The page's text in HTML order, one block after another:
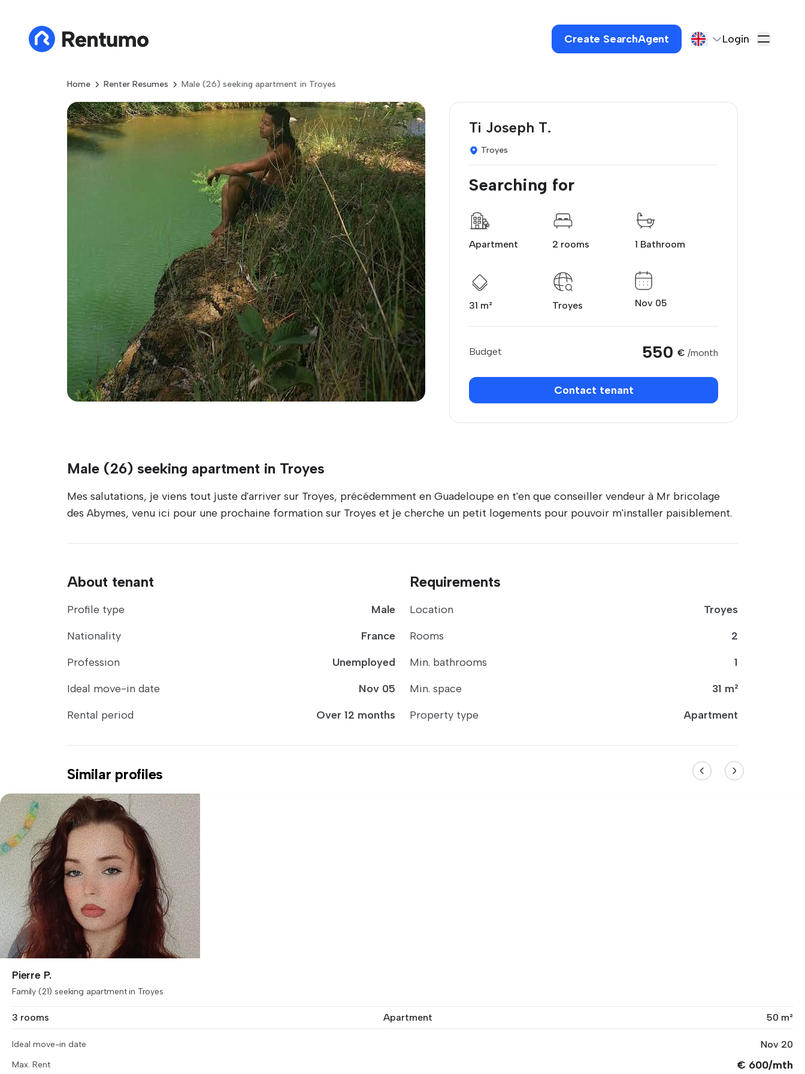
Create SearchAgent Login
Home Renter Resumes Male (26) seeking apartment in Troyes
Ti Joseph T.
Troyes
Searching for
Apartment 2 rooms 1 Bathroom
31 m² Troyes Nov 05
Budget 550 € /month
Contact tenant
Male (26) seeking apartment in Troyes
Mes salutations, je viens tout juste d'arriver sur Troyes, précédemment en Guadeloupe en t'en que conseiller vendeur à Mr bricolage
des Abymes, venu ici pour une prochaine formation sur Troyes et je cherche un petit logements pour pouvoir m'installer paisiblement.
About tenant
Profile type
Male
Nationality
France
Profession
Unemployed
Ideal move-in date
Nov 05
Rental period
Over 12 months
Requirements
Location
Troyes
Rooms
2
Min. bathrooms
1
Min. space
31 m²
Property type
Apartment
Similar profiles
Pierre P.
Family (21) seeking apartment in Troyes
3 rooms Apartment 50 m²
Ideal move-in date Nov 20
Max. Rent € 600/mth